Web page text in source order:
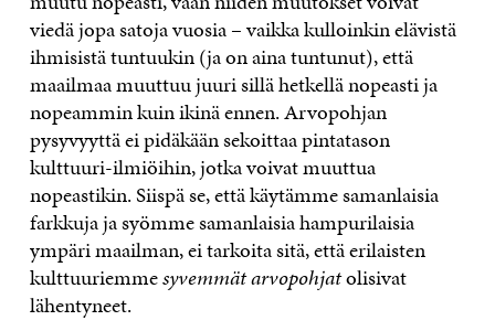
viedä jopa satoja vuosia – vaikka kulloinkin elävistä
ihmisistä tuntuukin (ja on aina tuntunut), että
maailmaa muuttuu juuri sillä hetkellä nopeasti ja
nopeammin kuin ikinä ennen. Arvopohjan
pysyvyyttä ei pidäkään sekoittaa pintatason
kulttuuri-ilmiöihin, jotka voivat muuttua
nopeastikin. Siispä se, että käytämme samanlaisia
farkkuja ja syömme samanlaisia hampurilaisia
ympäri maailman, ei tarkoita sitä, että erilaisten
kulttuuriemmesyvemmätarvopohjatolisivat
lähentyneet.